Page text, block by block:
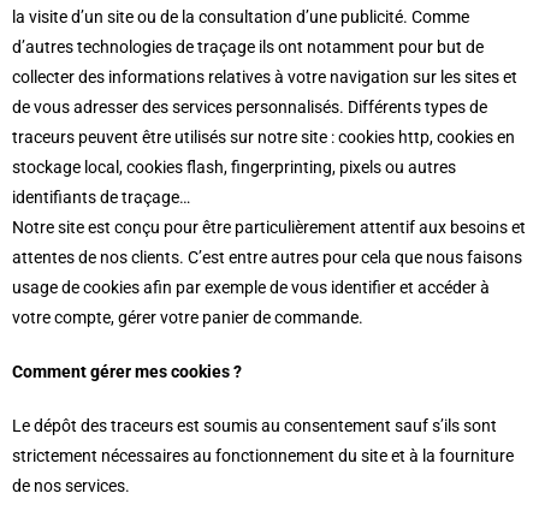
la visite d’un site ou de la consultation d’une publicité. Comme
d’autres technologies de traçage ils ont notamment pour but de
collecter des informations relatives à votre navigation sur les sites et
de vous adresser des services personnalisés. Différents types de
traceurs peuvent être utilisés sur notre site : cookies http, cookies en
stockage local, cookies flash, fingerprinting, pixels ou autres
identifiants de traçage…
Notre site est conçu pour être particulièrement attentif aux besoins et
attentes de nos clients. C’est entre autres pour cela que nous faisons
usage de cookies afin par exemple de vous identifier et accéder à
votre compte, gérer votre panier de commande.
Comment gérer mes cookies ?
Le dépôt des traceurs est soumis au consentement sauf s’ils sont
strictement nécessaires au fonctionnement du site et à la fourniture
de nos services.